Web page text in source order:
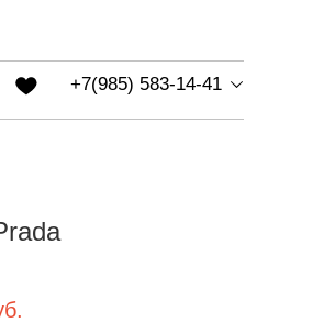
+7(985) 583-14-41